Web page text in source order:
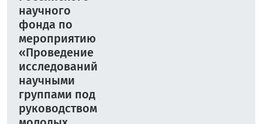
научного
фонда по
мероприятию
«Проведение
исследований
научными
группами под
руководством